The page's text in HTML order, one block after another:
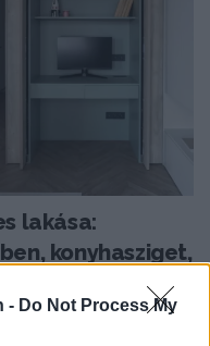
- Do Not Process My
lakása:
konyhasziget,
fiatal pár számára